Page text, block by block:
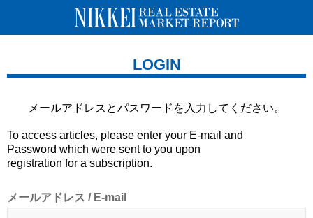
LOGIN
メールアドレスとパスワードを 入力してください。
To access articles, please enter your E-mail and
Password which were sent to you upon
registration for a subscription.
メールアドレス / E-mail